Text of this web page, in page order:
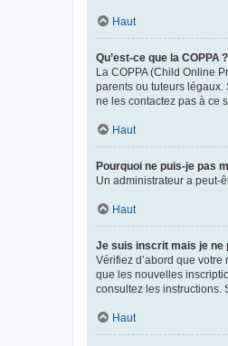
Haut
Qu’est-ce que la COPPA ?
La COPPA (Child Online
parents ou tuteurs légaux.
ne les contactez pas à ce
Haut
Pourquoi ne puis-je pas
Un administrateur a peut-
Haut
Je suis inscrit mais je ne
Vérifiez d’abord que
que les nouvelles
consultez les instructions.
Haut